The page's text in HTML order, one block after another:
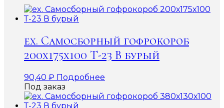
ex. Самосборный гофрокороб
200х175х100 Т-23 В бурый
90,40 ₽ Подробнее
Под заказ